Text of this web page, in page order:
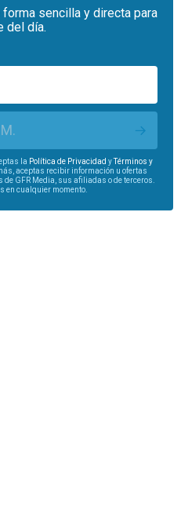
sencilla y directa para
del día.
la Política de Privacidad y
Términos y
aceptas recibir información u ofertas
GFR Media, sus afiliadas o de terceros.
en cualquier momento.